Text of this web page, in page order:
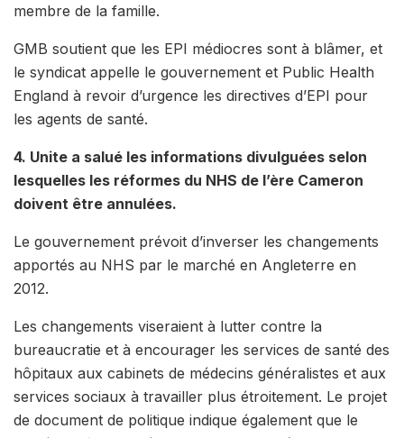
membre de la famille.
GMB soutient que les EPI médiocres sont à blâmer, et
le syndicat appelle le gouvernement et Public Health
England à revoir d’urgence les directives d’EPI pour
les agents de santé.
4. Unite a salué les informations divulguées selon
lesquelles les réformes du NHS de l’ère Cameron
doivent être annulées.
Le gouvernement prévoit d’inverser les changements
apportés au NHS par le marché en Angleterre en
2012.
Les changements viseraient à lutter contre la
bureaucratie et à encourager les services de santé des
hôpitaux aux cabinets de médecins généralistes et aux
services sociaux à travailler plus étroitement. Le projet
de document de politique indique également que le